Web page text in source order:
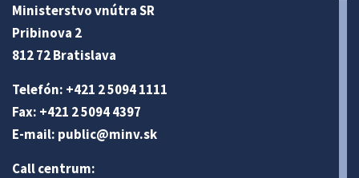
Ministerstvo vnútra SR
Pribinova 2
812 72 Bratislava
Telefón: +421 2 5094 1111
Fax: +421 2 5094 4397
E-mail: public@minv.sk
Call centrum: